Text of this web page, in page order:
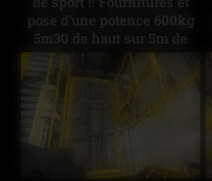
pose d’une potence 600kg
5m30 de haut sur 5m de
portée 😅 #industrie